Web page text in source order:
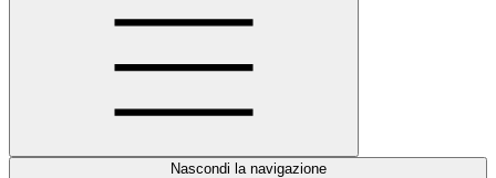
Nascondi la navigazione